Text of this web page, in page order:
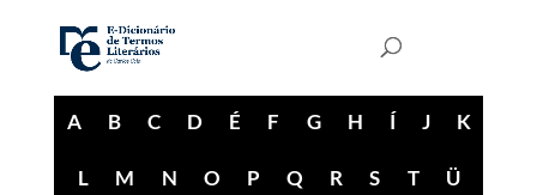
A B C D É F G H Í J K
L M N O P Q R S T Ü